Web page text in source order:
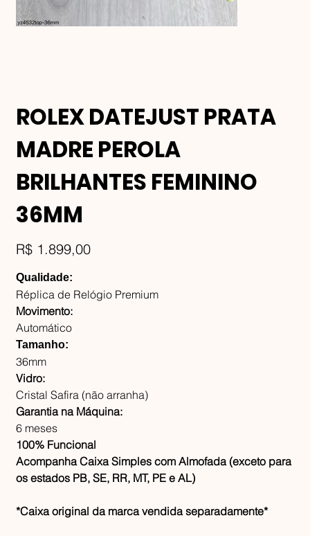
ROLEX DATEJUST PRATA
MADRE PEROLA
BRILHANTES FEMININO
36MM
Preço
R$ 1.899,00
Qualidade:
Réplica de Relógio Premium
Movimento:
Automático
Tamanho:
36mm
Vidro:
Cristal Safira (não arranha)
Garantia na Máquina:
6 meses
100% Funcional
Acompanha Caixa Simples com Almofada (exceto para
os estados PB, SE, RR, MT, PE e AL)
*Caixa original da marca vendida separadamente*